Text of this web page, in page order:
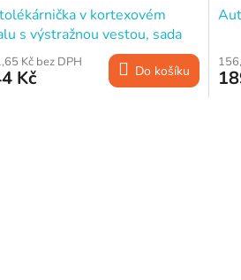
v kortexovém
s výstražnou vestou, sada
Kč bez DPH
Kč Do košíku